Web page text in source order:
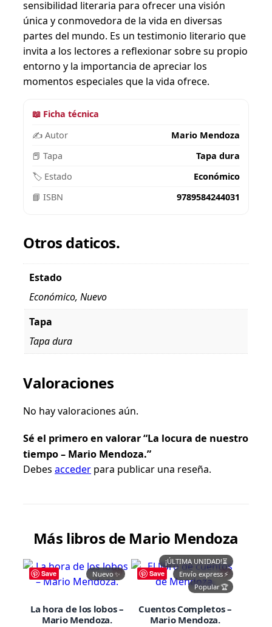
sensibilidad literaria para ofrecer una visión
única y conmovedora de la vida en diversas
partes del mundo. Es un testimonio literario que
invita a los lectores a reflexionar sobre su propio
entorno y la importancia de apreciar los
momentos especiales que la vida ofrece.
📖 Ficha técnica
✍️ Autor
Mario Mendoza
📕 Tapa
Tapa dura
🏷️ Estado
Económico
📘 ISBN
9789584244031
Otros daticos.
Estado
Económico, Nuevo
Tapa
Tapa dura
Valoraciones
No hay valoraciones aún.
Sé el primero en valorar “La locura de nuestro
tiempo – Mario Mendoza.”
Debes acceder para publicar una reseña.
Más libros de Mario Mendoza
Save
La hora de los lobos –
Mario Mendoza.
Nuevo✨ Save
Cuentos Completos –
Mario Mendoza.
¡ÚLTIMA UNIDAD!⏳
Envío express⚡
Popular🏆